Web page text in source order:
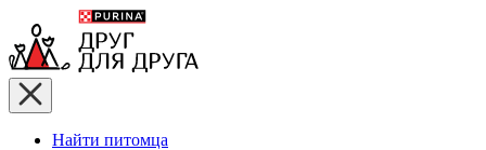
Найти питомца